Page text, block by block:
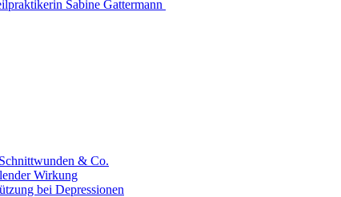
Sabine Gattermann
& Co.
Wirkung
bei Depressionen